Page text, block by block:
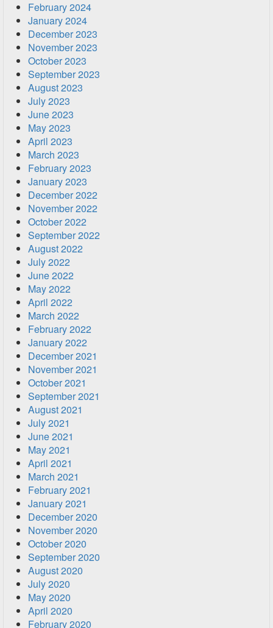
February 2024
January 2024
December 2023
November 2023
October 2023
September 2023
August 2023
July 2023
June 2023
May 2023
April 2023
March 2023
February 2023
January 2023
December 2022
November 2022
October 2022
September 2022
August 2022
July 2022
June 2022
May 2022
April 2022
March 2022
February 2022
January 2022
December 2021
November 2021
October 2021
September 2021
August 2021
July 2021
June 2021
May 2021
April 2021
March 2021
February 2021
January 2021
December 2020
November 2020
October 2020
September 2020
August 2020
July 2020
May 2020
April 2020
February 2020